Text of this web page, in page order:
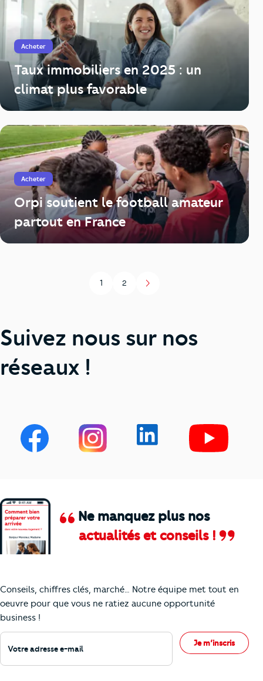
Acheter
Taux immobiliers en 2025 : un
climat plus favorable
Acheter
Orpi soutient le football amateur
partout en France
Page
1
Page
2
Suivez nous sur nos
réseaux !
Ne manquez plus nos
actualités et conseils !
Conseils, chiffres clés, marché… Notre équipe met tout en
oeuvre pour que vous ne ratiez aucune opportunité
business !
Votre adresse e-mail
Je m’inscris